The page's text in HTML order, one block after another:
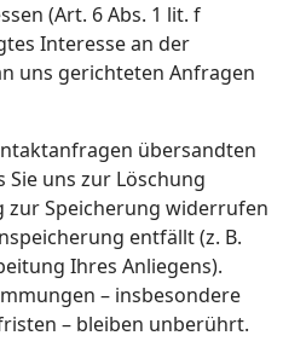
(Art. 6 Abs. 1 lit. f
Interesse an der
uns gerichteten Anfragen
übersandten
Sie uns zur Löschung
Speicherung widerrufen
entfällt (z. B.
Ihres Anliegens).
– insbesondere
– bleiben unberührt.